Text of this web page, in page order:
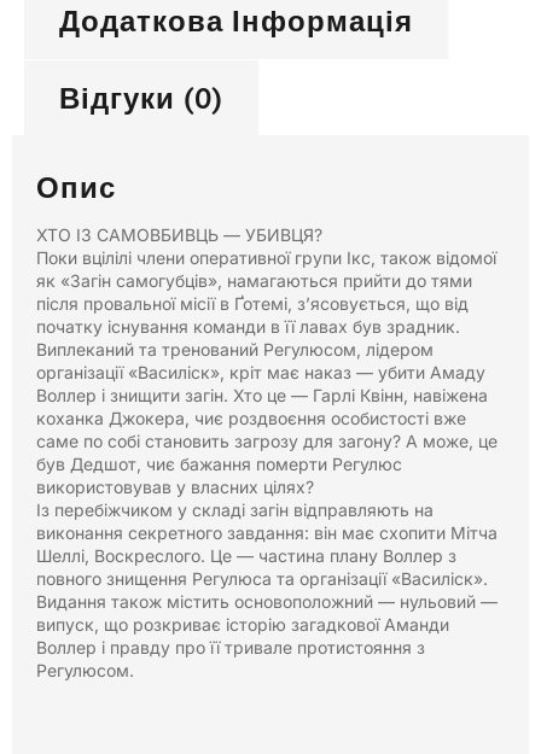
Додаткова Інформація
Відгуки (0)
Опис
ХТО ІЗ САМОВБИВЦЬ — УБИВЦЯ?
Поки вцілілі члени оперативної групи Ікс, також відомої
як «Загін самогубців», намагаються прийти до тями
після провальної місії в Ґотемі, з’ясовується, що від
початку існування команди в її лавах був зрадник.
Виплеканий та тренований Регулюсом, лідером
організації «Василіск», кріт має наказ — убити Амаду
Воллер і знищити загін. Хто це — Гарлі Квінн, навіжена
коханка Джокера, чиє роздвоєння особистості вже
саме по собі становить загрозу для загону? А може, це
був Дедшот, чиє бажання померти Регулюс
використовував у власних цілях?
Із перебіжчиком у складі загін відправляють на
виконання секретного завдання: він має схопити Мітча
Шеллі, Воскреслого. Це — частина плану Воллер з
повного знищення Регулюса та організації «Василіск».
Видання також містить основоположний — нульовий —
випуск, що розкриває історію загадкової Аманди
Воллер і правду про її тривале протистояння з
Регулюсом.